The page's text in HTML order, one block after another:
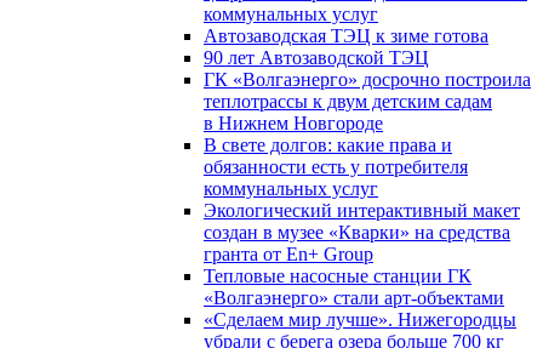
коммунальных услуг
Автозаводская ТЭЦ к зиме готова
90 лет Автозаводской ТЭЦ
ГК «Волгаэнерго» досрочно построила
теплотрассы к двум детским садам
в Нижнем Новгороде
В свете долгов: какие права и
обязанности есть у потребителя
коммунальных услуг
Экологический интерактивный макет
создан в музее «Кварки» на средства
гранта от En+ Group
Тепловые насосные станции ГК
«Волгаэнерго» стали арт-объектами
«Сделаем мир лучше». Нижегородцы
убрали с берега озера больше 700 кг